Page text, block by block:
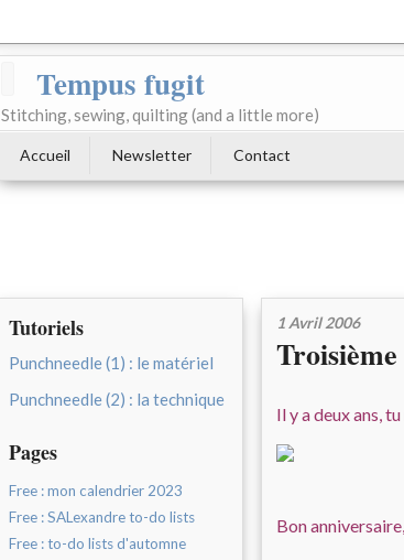
Tempus fugit
Stitching, sewing, quilting (and a little more)
Accueil Newsletter Contact
Tutoriels
Punchneedle (1) : le matériel
Punchneedle (2) : la technique
Pages
Free : mon calendrier 2023
Free : SALexandre to-do lists
Free : to-do lists d'automne
1 Avril 2006
Il y a deux ans,
Bon